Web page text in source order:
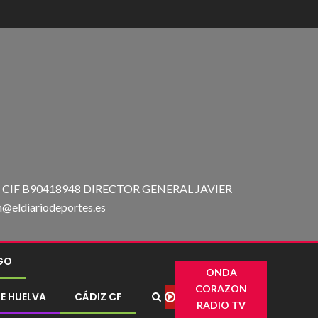
B90418948 DIRECTOR GENERAL JAVIER
HUELVA CÁDIZ CF
ONDA
CORAZON
RADIO TV